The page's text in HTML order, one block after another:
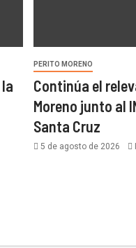
PERITO MORENO
Continúa el
Moreno junto al
Santa Cruz
5 de agosto de 2026